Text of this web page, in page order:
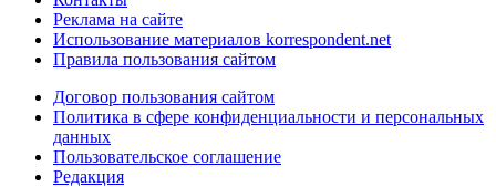
Реклама на сайте
Использование материалов korrespondent.net
Правила пользования сайтом
Договор пользования сайтом
Политика в сфере конфиденциальности и персональных
данных
Пользовательское соглашение
Редакция